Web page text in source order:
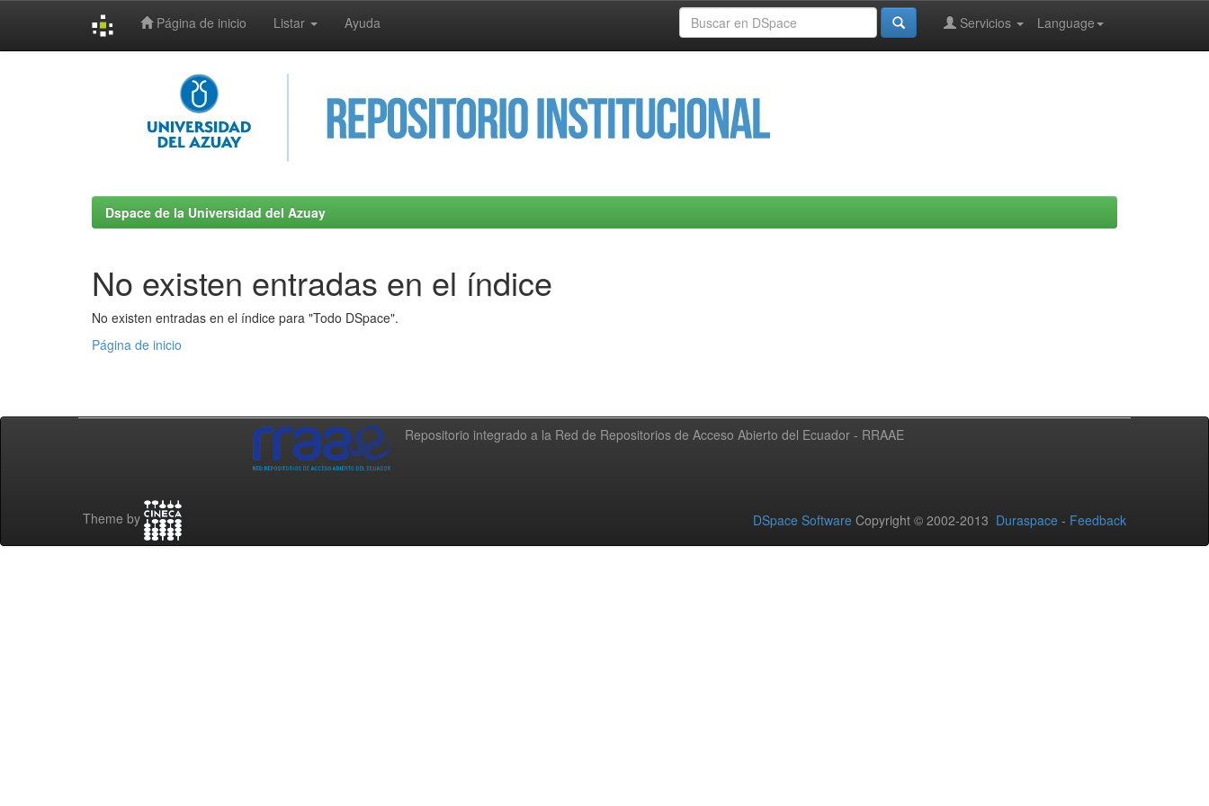
Página de inicio Listar Ayuda Language
Servicios
Dspace de la Universidad del Azuay
No existen entradas en el índice
No existen entradas en el índice para "Todo DSpace".
Página de inicio
Repositorio integrado a la Red de Repositorios de Acceso Abierto del Ecuador - RRAAE
Theme by DSpace Software Copyright © 2002-2013 Duraspace - Feedback